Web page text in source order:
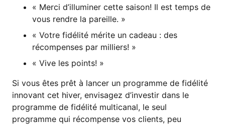
« Merci d’illuminer cette saison! Il est temps de
vous rendre la pareille. »
« Votre fidélité mérite un cadeau : des
récompenses par milliers! »
« Vive les points! »
Si vous êtes prêt à lancer un programme de fidélité
innovant cet hiver, envisagez d’investir dans le
programme de fidélité multicanal, le seul
programme qui récompense vos clients, peu